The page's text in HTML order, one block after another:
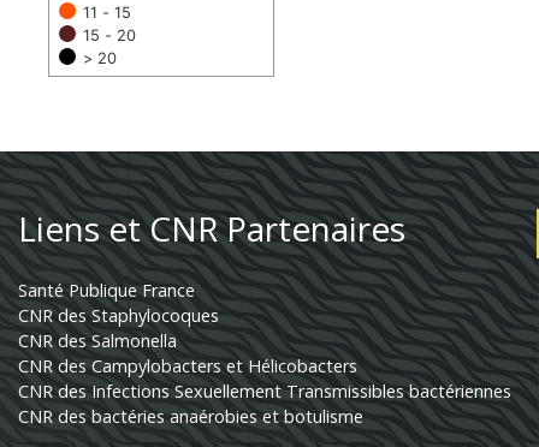
11 - 15
15 - 20
> 20
Liens et CNR Partenaires
Santé Publique France
CNR des Staphylocoques
CNR des Salmonella
CNR des Campylobacters et Hélicobacters
CNR des Infections Sexuellement Transmissibles bactériennes
CNR des bactéries anaérobies et botulisme